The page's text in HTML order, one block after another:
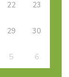
22 23
29 30
5 6